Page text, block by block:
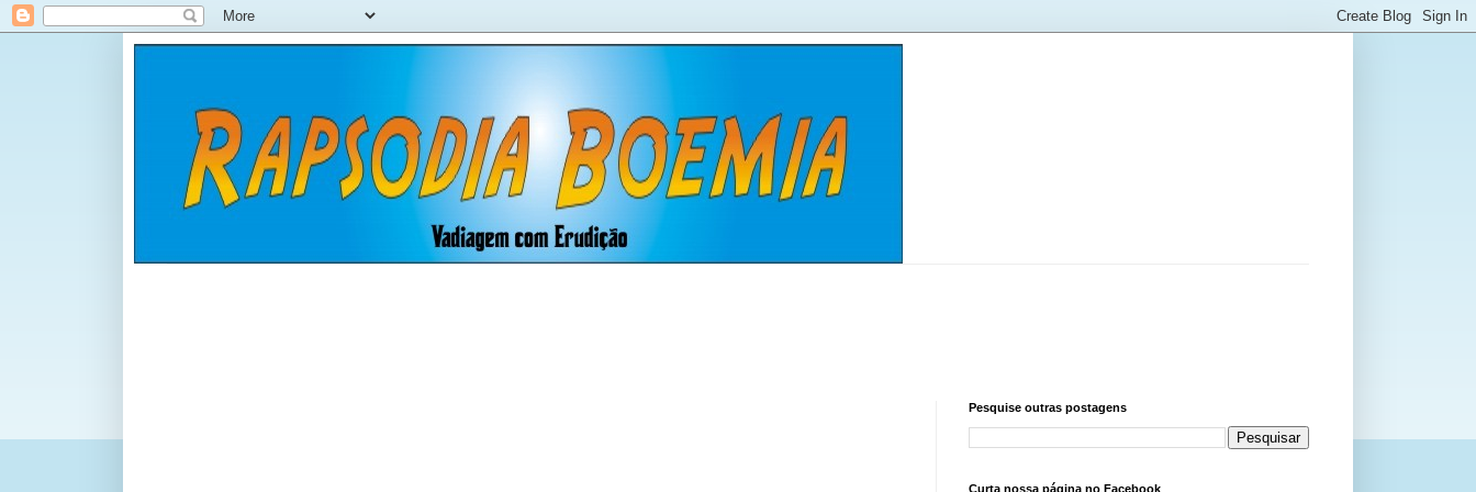
Pesquise outras postagens
Curta nossa página no Facebook